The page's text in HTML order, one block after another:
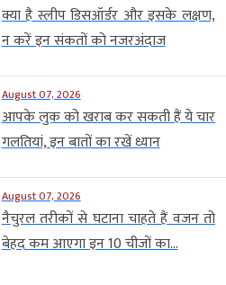
क्या है स्लीप डिसऑर्डर और इसके लक्षण,
न करें इन संकतों को नजरअंदाज
August 07, 2026
आपके लुक को खराब कर सकती हैं ये चार
गलतियां, इन बातों का रखें ध्यान
August 07, 2026
नैचुरल तरीकों से घटाना चाहते हैं वजन तो
बेहद कम आएगा इन 10 चीजों का...